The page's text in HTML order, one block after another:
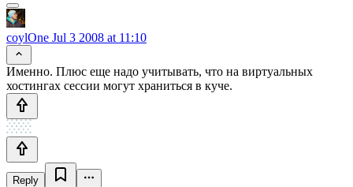
coylOne Jul 3 2008 at 11:10
Именно. Плюс еще надо учитывать, что на виртуальных
хостингах сессии могут храниться в куче.
Reply